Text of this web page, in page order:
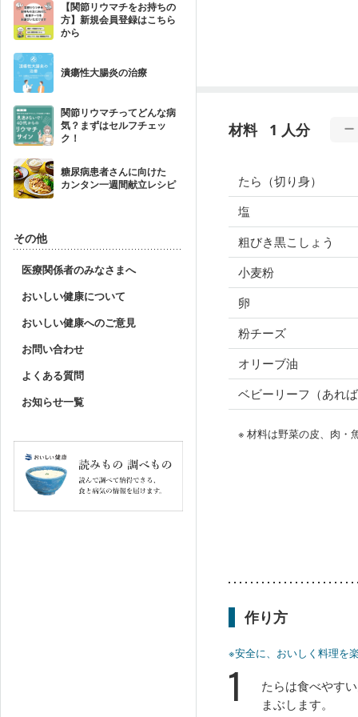
【関節リウマチをお持ちの
方】新規会員登録はこちら
から
潰瘍性大腸炎の治療
関節リウマチってどんな病
気？まずはセルフチェッ
ク！
糖尿病患者さんに向けた
カンタン一週間献立レシピ
その他
医療関係者のみなさまへ
おいしい健康について
おいしい健康へのご意見
お問い合わせ
よくある質問
お知らせ一覧
材料 1 人分
たら（切り身）
塩
粗びき黒こしょう
小麦粉
卵
粉チーズ
オリーブ油
ベビーリーフ（あれ
※ 材料は野菜の皮、肉・
作り方
※安全に、おいしく料理を
1
たらは食べやす
まぶします。